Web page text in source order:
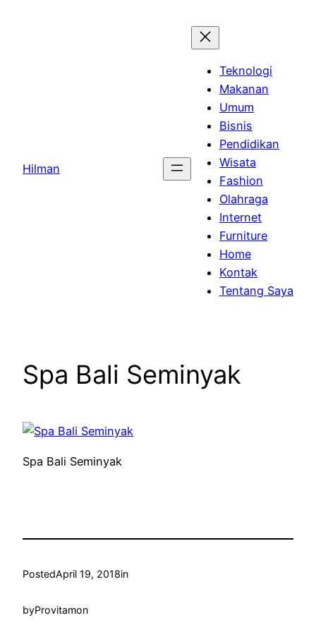
Hilman
Teknologi
Makanan
Umum
Bisnis
Pendidikan
Wisata
Fashion
Olahraga
Internet
Furniture
Home
Kontak
Tentang Saya
Spa Bali Seminyak
Spa Bali Seminyak
PostedApril 19, 2018in
byProvitamon